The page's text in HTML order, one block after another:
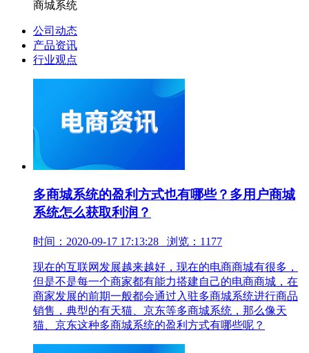
商城系统
公司动态
产品资讯
行业观点
多商城系统的盈利方式也有哪些？多用户商城
系统怎么获取利润？
时间：2020-09-17 17:13:28 浏览：1177
现在的互联网发展越来越好，现在的电商商城有很多，
但是不是每一个商家都有能力搭建自己的电商商城，在
商家发展的前期一般都会通过入驻多商城系统进行商品
销售，典型的有天猫、京东等多商城系统，那么像天
猫、京东这种多商城系统的盈利方式有哪些呢？